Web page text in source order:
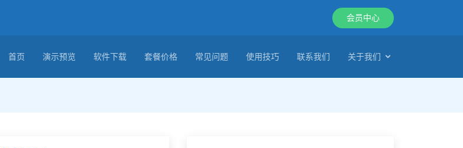
会员中心
首页 演示预览 软件下载 套餐价格 常见问题 使用技巧 联系我们 关于我们